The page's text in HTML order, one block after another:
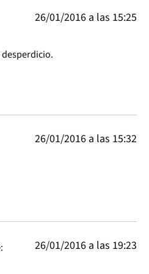
26/01/2016 a las 15:25
26/01/2016 a las 15:32
26/01/2016 a las 19:23